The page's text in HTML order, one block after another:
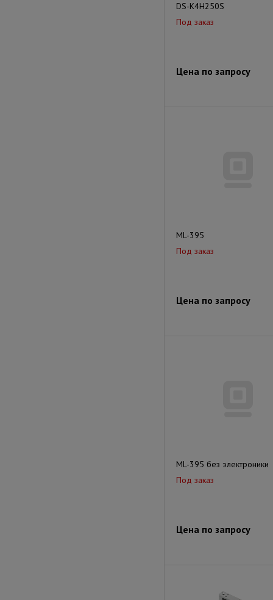
DS-K4H250S
Под заказ
Цена по запросу
ML-395
Под заказ
Цена по запросу
ML-395 без электроники
Под заказ
Цена по запросу